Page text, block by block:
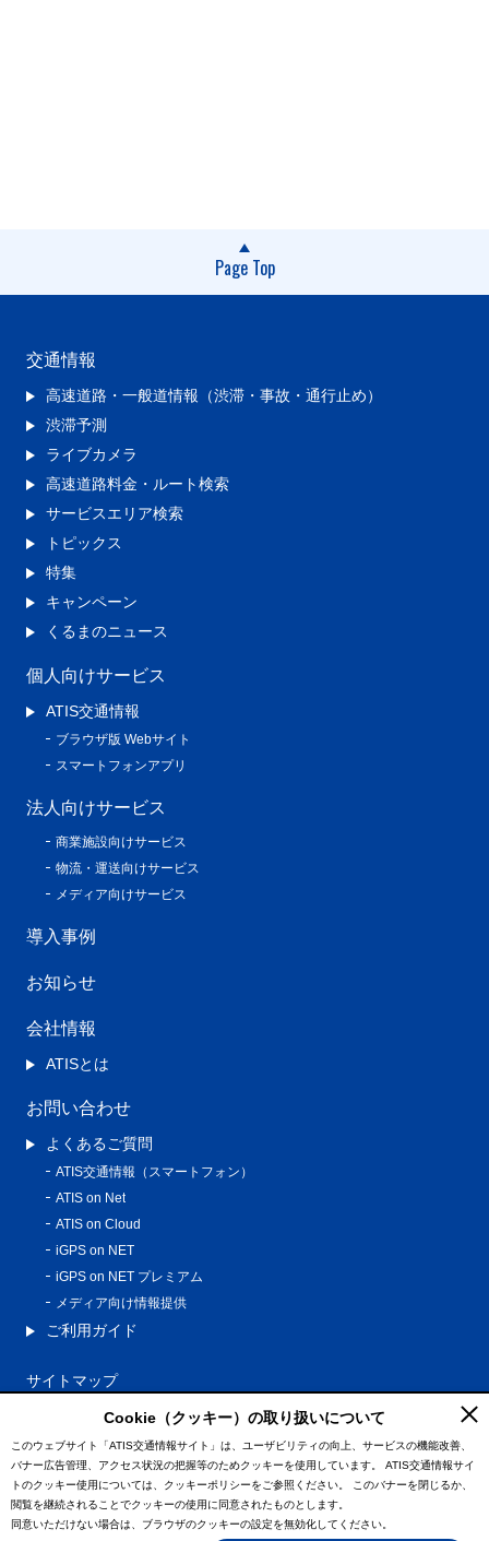
Page Top
交通情報
高速道路・一般道情報（渋滞・事故・通行止め）
渋滞予測
ライブカメラ
高速道路料金・ルート検索
サービスエリア検索
トピックス
特集
キャンペーン
くるまのニュース
個人向けサービス
ATIS交通情報
ブラウザ版 Webサイト
スマートフォンアプリ
法人向けサービス
商業施設向けサービス
物流・運送向けサービス
メディア向けサービス
導入事例
お知らせ
会社情報
ATISとは
お問い合わせ
よくあるご質問
ATIS交通情報（スマートフォン）
ATIS on Net
ATIS on Cloud
iGPS on NET
iGPS on NET プレミアム
メディア向け情報提供
ご利用ガイド
サイトマップ
プライバシーポリシー
利用規約
特定商取引法に基づく表記
情報の外部通信について
Cookie（クッキー）の取り扱いについて
このウェブサイト「ATIS交通情報サイト」は、ユーザビリティの向上、サービスの機能改善、
バナー広告管理、アクセス状況の把握等のためクッキーを使用しています。
ATIS交通情報サイ
トのクッキー使用については、クッキーポリシーをご参照ください。
このバナーを閉じるか、
閲覧を継続されることでクッキーの使用に同意されたものとします。
同意いただけない場合は、ブラウザのクッキーの設定を無効化してください。